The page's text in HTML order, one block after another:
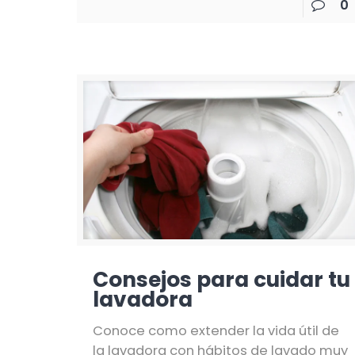
0
Consejos para cuidar tu
lavadora
Conoce como extender la vida útil de
la lavadora con hábitos de lavado muy